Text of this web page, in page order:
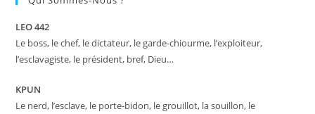
LEO 442
Le boss, le chef, le dictateur, le garde-chiourme, l’exploiteur,
l’esclavagiste, le président, bref, Dieu…
KPUN
Le nerd, l’esclave, le porte-bidon, le grouillot, la souillon, le